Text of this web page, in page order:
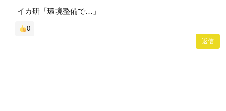
イカ研「環境整備で…」
0
返信